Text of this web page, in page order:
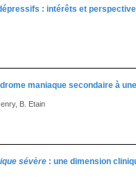
: intérêts et
maniaque secondaire à
B. Etain
sévère : une dimension